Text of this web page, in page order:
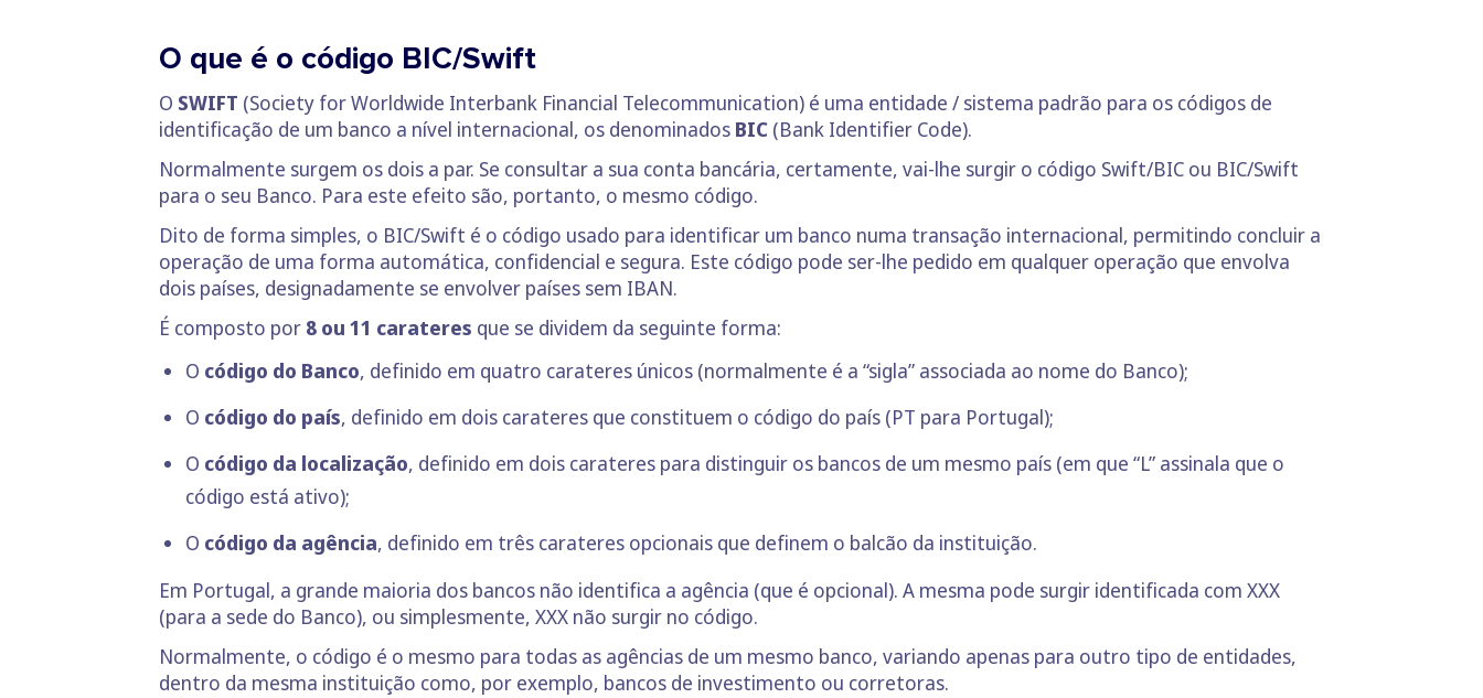
O que é o código BIC/Swift
O SWIFT (Society for Worldwide Interbank Financial Telecommunication) é uma entidade / sistema padrão para os códigos de
identificação de um banco a nível internacional, os denominados BIC (Bank Identifier Code).
Normalmente surgem os dois a par. Se consultar a sua conta bancária, certamente, vai-lhe surgir o código Swift/BIC ou BIC/Swift
para o seu Banco. Para este efeito são, portanto, o mesmo código.
Dito de forma simples, o BIC/Swift é o código usado para identificar um banco numa transação internacional, permitindo concluir a
operação de uma forma automática, confidencial e segura. Este código pode ser-lhe pedido em qualquer operação que envolva
dois países, designadamente se envolver países sem IBAN.
É composto por 8 ou 11 carateres que se dividem da seguinte forma:
O código do Banco, definido em quatro carateres únicos (normalmente é a “sigla” associada ao nome do Banco);
O código do país, definido em dois carateres que constituem o código do país (PT para Portugal);
O código da localização, definido em dois carateres para distinguir os bancos de um mesmo país (em que “L” assinala que o
código está ativo);
O código da agência, definido em três carateres opcionais que definem o balcão da instituição.
Em Portugal, a grande maioria dos bancos não identifica a agência (que é opcional). A mesma pode surgir identificada com XXX
(para a sede do Banco), ou simplesmente, XXX não surgir no código.
Normalmente, o código é o mesmo para todas as agências de um mesmo banco, variando apenas para outro tipo de entidades,
dentro da mesma instituição como, por exemplo, bancos de investimento ou corretoras.